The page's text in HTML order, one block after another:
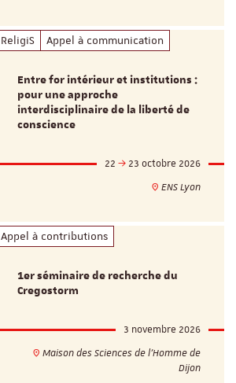
ReligiS Appel à communication
Entre for intérieur et institutions :
pour une approche
interdisciplinaire de la liberté de
conscience
22
23 octobre 2026
ENS Lyon
Appel à contributions
1er séminaire de recherche du
Cregostorm
3 novembre 2026
Maison des Sciences de l'Homme de
Dijon